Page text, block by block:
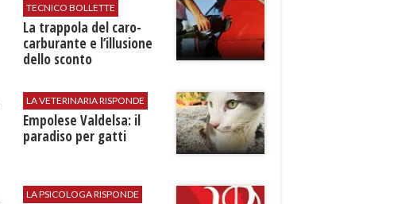
TECNICO BOLLETTE
​La trappola del caro-
carburante e l’illusione
dello sconto
LA VETERINARIA RISPONDE
Empolese Valdelsa: il
paradiso per gatti
LA PSICOLOGA RISPONDE